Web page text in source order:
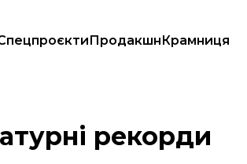
ПродакшнКрамниця
рекорди